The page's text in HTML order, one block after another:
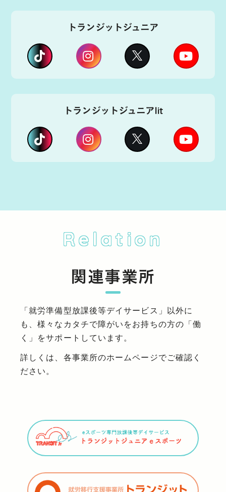
トランジットジュニア
トランジットジュニアlit
Relation
関連事業所
「就労準備型放課後等デイサービス」以外に
も、様々なカタチで障がいをお持ちの方の「働
く」をサポートしています。
詳しくは、各事業所のホームページでご確認く
ださい。